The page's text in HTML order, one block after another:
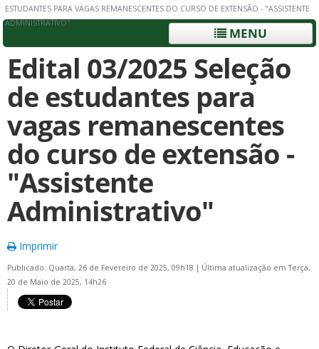
ESTUDANTES PARA VAGAS REMANESCENTES DO CURSO DE EXTENSÃO - "ASSISTENTE
ADMINISTRATIVO"
MENU
Edital 03/2025 Seleção
de estudantes para
vagas remanescentes
do curso de extensão -
"Assistente
Administrativo"
Imprimir
Publicado: Quarta, 26 de Fevereiro de 2025, 09h18 | Última atualização em Terça,
20 de Maio de 2025, 14h26